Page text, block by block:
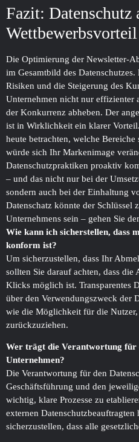
Fazit: Datenschutz
Wettbewerbsvorteil
Die Optimierung der Newsletter-
im Gesamtbild des
Risiken und die Steigerung des
Unternehmen nicht nur effizienter
der Konkurrenz abheben. Der
ist in Wirklichkeit ein klarer
heute betrachten, welche
würde sich Ihr Markenimage
Datenschutzpraktiken proaktiv
– und das nicht nur bei der
sondern auch bei der Einhaltung
Datenschatz könnte der Schlüssel
Unternehmens sein – gehen Sie
Wie kann ich sicherstellen, dass
konform ist?
Um sicherzustellen, dass Ihr
sollten Sie darauf achten, dass
Klicks möglich ist. Transparentes
über den Verwendungszweck der
wie die Möglichkeit für die
zurückzuziehen.
Wer trägt die Verantwortung für
Unternehmen?
Die Verantwortung für den
Geschäftsführung und den
wichtig, klare Prozesse zu
externen
sicherzustellen, dass alle